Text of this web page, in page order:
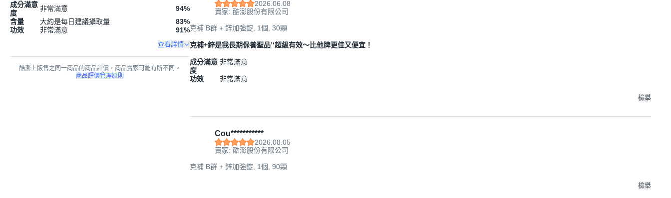
成分滿意
度
非常滿意 94%
含量
大約是每日建議攝取量 83%
功效
非常滿意 91%
查看詳情
酷澎上販售之同一商品的商品評價，商品賣家可能有所不同。
商品評價管理原則
2026.06.08
賣家: 酷澎股份有限公司
克補 B群 + 鋅加強錠, 1個, 30顆
克補+鋅是我長期保養聖品’‘超級有效～比他牌更佳又便宜！
成分滿意
度
非常滿意
功效 非常滿意
檢舉
Cou***********
2026.08.05
賣家: 酷澎股份有限公司
克補 B群 + 鋅加強錠, 1個, 90顆
檢舉